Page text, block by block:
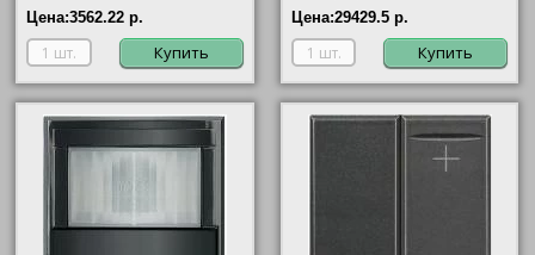
Цена:3562.22 р.
Купить
Цена:29429.5 р.
Купить